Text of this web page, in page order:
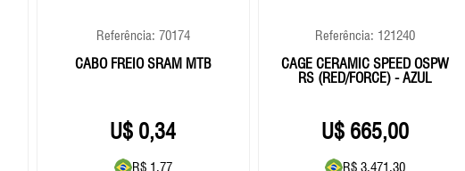
Referência: 70174
CABO FREIO SRAM MTB
0,34
R$ 1,77
Referência: 121240
CAGE CERAMIC SPEED OSPW
RS (RED/FORCE) - AZUL
665,00
R$ 3.471,30